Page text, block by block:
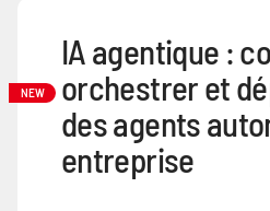
NEW
IA agentique :
orchestrer et
des agents
entreprise